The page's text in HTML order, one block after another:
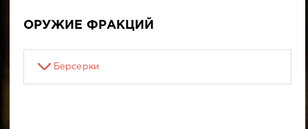
ОРУЖИЕ ФРАКЦИЙ
Берсерки